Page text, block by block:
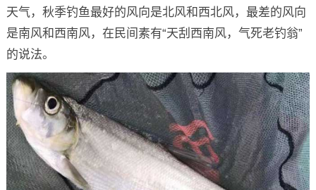
天气，秋季钓鱼最好的风向是北风和西北风，最差的风向
是南风和西南风，在民间素有“天刮西南风，气死老钓翁”
的说法。